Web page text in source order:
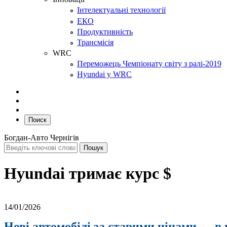
Інтелектуальні технології
ЕКО
Продуктивність
Трансмісія
WRC
Переможець Чемпіонату світу з ралі-2019
Hyundai у WRC
Поиск
Богдан-Авто Чернігів
Hyundai тримає курс $
14/01/2026